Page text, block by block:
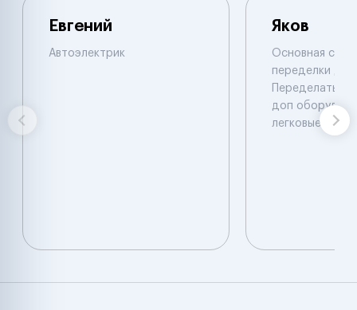
Евгений
Автоэлектрик
Яков
Основная
переделки
Переделать,
доп
легковые.